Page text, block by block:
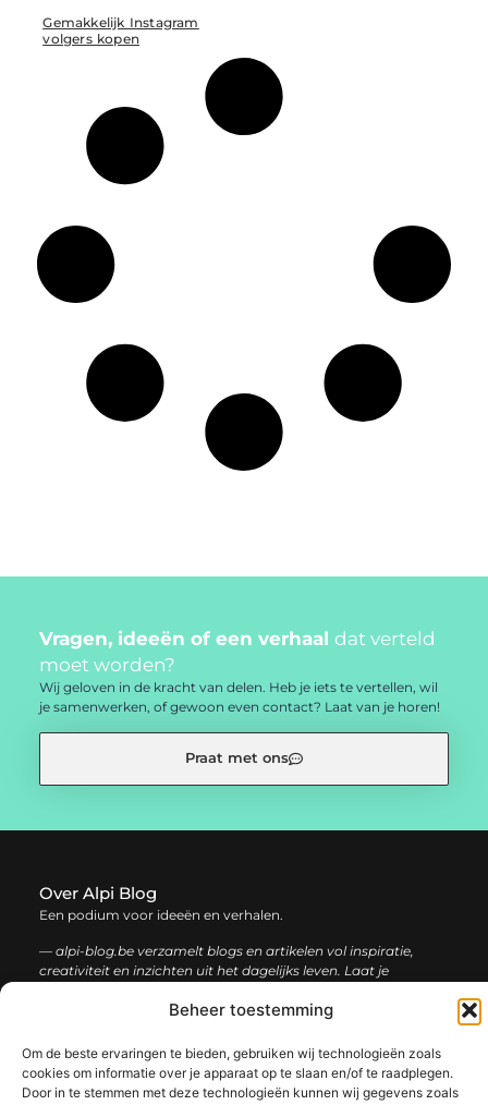
Beheer toestemming
Om de beste ervaringen te bieden, gebruiken wij technologieën zoals
cookies om informatie over je apparaat op te slaan en/of te raadplegen.
Door in te stemmen met deze technologieën kunnen wij gegevens zoals
Gemakkelijk Instagram
volgers kopen
Vragen, ideeën of een verhaal dat verteld
moet worden?
Wij geloven in de kracht van delen. Heb je iets te vertellen, wil
je samenwerken, of gewoon even contact? Laat van je horen!
Praat met ons
Over Alpi Blog
Een podium voor ideeën en verhalen.
— alpi-blog.be verzamelt blogs en artikelen vol inspiratie,
creativiteit en inzichten uit het dagelijks leven. Laat je
Onze
informatie
Bericht categorie